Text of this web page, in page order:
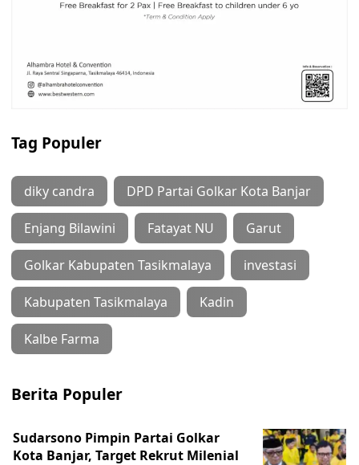
Tag Populer
diky candra DPD Partai Golkar Kota Banjar
Enjang Bilawini Fatayat NU Garut
Golkar Kabupaten Tasikmalaya investasi
Kabupaten Tasikmalaya Kadin
Kalbe Farma
Berita Populer
Sudarsono Pimpin Partai Golkar
Kota Banjar, Target Rekrut Milenial